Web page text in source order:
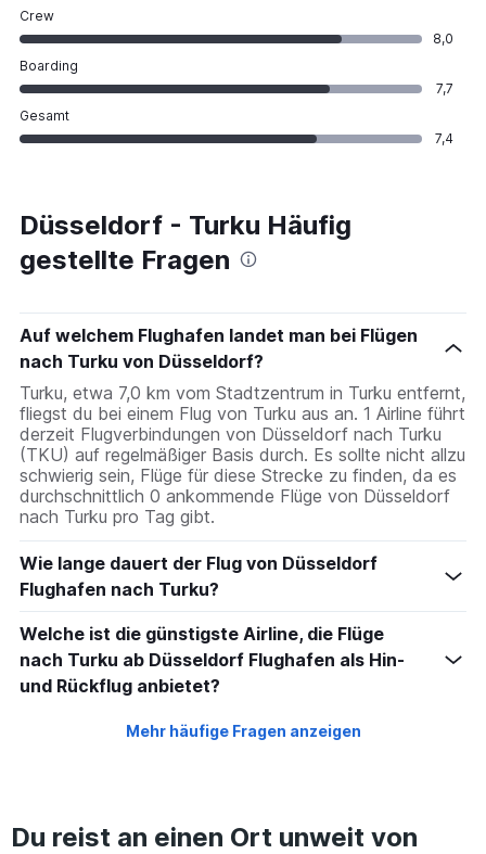
Crew
8,0
Boarding
7,7
Gesamt
7,4
Düsseldorf - Turku Häufig
gestellte Fragen
Auf welchem Flughafen landet man bei Flügen
nach Turku von Düsseldorf?
Turku, etwa 7,0 km vom Stadtzentrum in Turku entfernt,
fliegst du bei einem Flug von Turku aus an. 1 Airline führt
derzeit Flugverbindungen von Düsseldorf nach Turku
(TKU) auf regelmäßiger Basis durch. Es sollte nicht allzu
schwierig sein, Flüge für diese Strecke zu finden, da es
durchschnittlich 0 ankommende Flüge von Düsseldorf
nach Turku pro Tag gibt.
Wie lange dauert der Flug von Düsseldorf
Flughafen nach Turku?
Welche ist die günstigste Airline, die Flüge
nach Turku ab Düsseldorf Flughafen als Hin-
und Rückflug anbietet?
Mehr häufige Fragen anzeigen
Du reist an einen Ort unweit von